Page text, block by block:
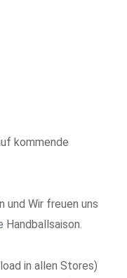
kommende
und Wir freuen uns
in allen Stores)